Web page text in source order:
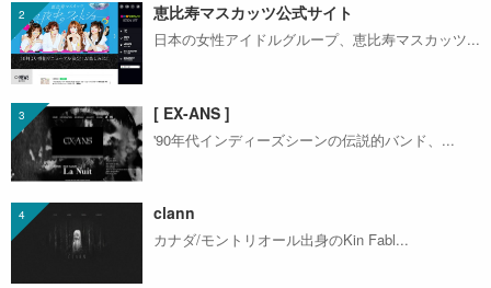
恵比寿マスカッツ公式サイト
日本の女性アイドルグループ、恵比寿マスカッツ...
[ EX-ANS ]
'90年代インディーズシーンの伝説的バンド、...
clann
カナダ/モントリオール出身のKin Fabl...